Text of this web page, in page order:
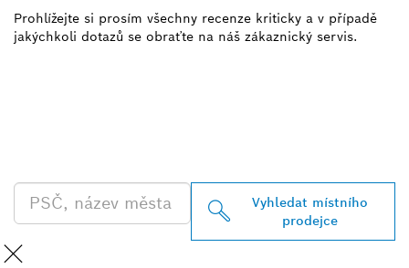
Prohlížejte si prosím všechny recenze kriticky a v případě
jakýchkoli dotazů se obraťte na náš zákaznický servis.
Vyhledat místního
prodejce